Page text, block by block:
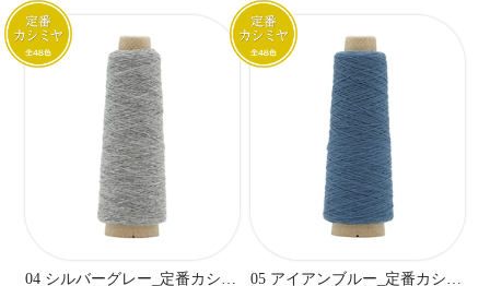
04 シルバーグレー_定番カシミヤ 05 アイアンブルー_定番カシミヤ